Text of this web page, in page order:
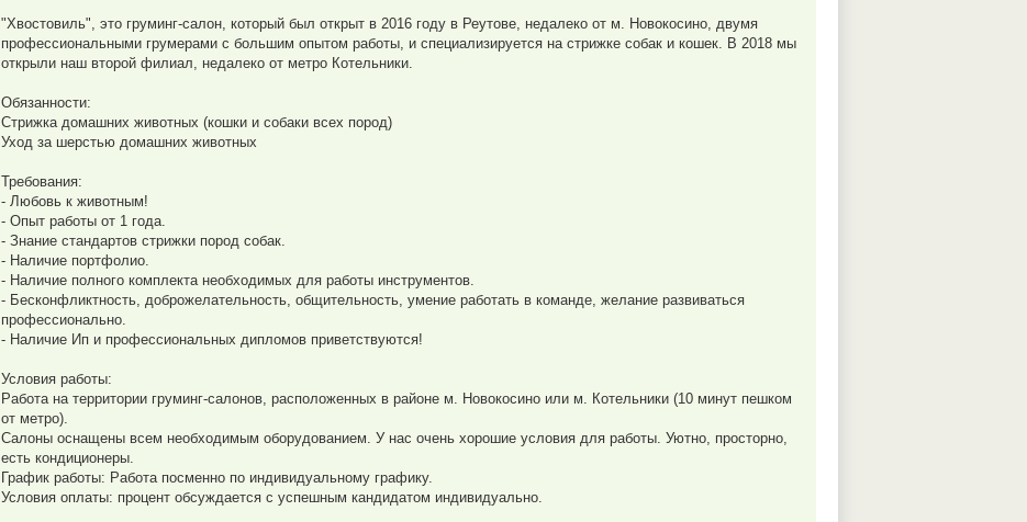
"Хвостовиль", это груминг-салон, который был открыт в 2016 году в Реутове, недалеко от м. Новокосино, двумя
профессиональными грумерами с большим опытом работы, и специализируется на стрижке собак и кошек. В 2018 мы
открыли наш второй филиал, недалеко от метро Котельники.
Обязанности:
Стрижка домашних животных (кошки и собаки всех пород)
Уход за шерстью домашних животных
Требования:
- Любовь к животным!
- Опыт работы от 1 года.
- Знание стандартов стрижки пород собак.
- Наличие портфолио.
- Наличие полного комплекта необходимых для работы инструментов.
- Бесконфликтность, доброжелательность, общительность, умение работать в команде, желание развиваться
профессионально.
- Наличие Ип и профессиональных дипломов приветствуются!
Условия работы:
Работа на территории груминг-салонов, расположенных в районе м. Новокосино или м. Котельники (10 минут пешком
от метро).
Салоны оснащены всем необходимым оборудованием. У нас очень хорошие условия для работы. Уютно, просторно,
есть кондиционеры.
График работы: Работа посменно по индивидуальному графику.
Условия оплаты: процент обсуждается с успешным кандидатом индивидуально.